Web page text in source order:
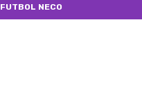
FUTBOL NECO